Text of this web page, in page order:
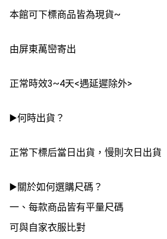
本館可下標商品皆為現貨~
由屏東萬巒寄出
正常時效3~4天<遇延遲除外>
▶️何時出貨？
正常下標后當日出貨，慢則次日出貨
▶️關於如何選購尺碼？
一、每款商品皆有平量尺碼
可與自家衣服比對